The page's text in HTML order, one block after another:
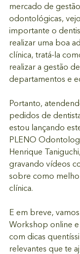
mercado de
odontológicas,
importante o
realizar uma boa
clínica, tratá-la
realizar a gestão
departamentos e
Portanto,
pedidos de
estou lançando
PLENO
Henrique
gravando vídeos
sobre como
clínica.
E em breve,
Workshop online
com dicas
relevantes que te